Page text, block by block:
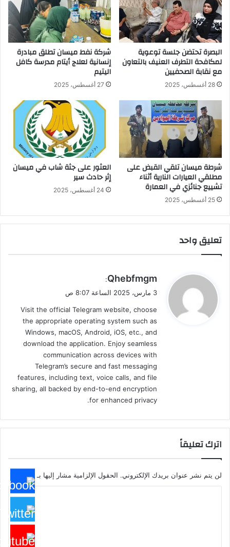
البصرة تحتضن جلسة توعوية
لمكافحة التطرف العنيف بالتعاون
مع نقابة الصحفيين
28 أغسطس، 2025
شركة نفط ميسان تطلق مبادرة
إنسانية لعلاج أيتام مدرسة كافل
اليتيم
27 أغسطس، 2025
شرطة ميسان تلقي القبض على
مطلقي العيارات النارية أثناء
تشييع جنائزي في العمارة
25 أغسطس، 2025
العثور على جثة شاب في ميسان
إثر حادث سير
24 أغسطس، 2025
تعليق واحد
ي
ق
ل
Qhebfmgm
:
3 مارس، 2025 الساعة 8:07 ص
Visit the official Telegram website, choose
the appropriate operating system such as
Windows, macOS, Android, iOS, etc., and
download the application. Enjoy seamless
communication across devices with
Telegram’s secure and fast messaging
features, including text, voice calls, and file
sharing, all backed by end-to-end encryption
for enhanced privacy.
اترك تعليقاً
لن يتم نشر عنوان بريدك الإلكتروني. الحقول الإلزامية مشار إليها بـ *